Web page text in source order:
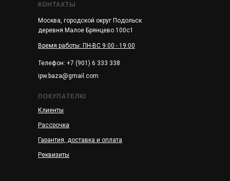
КОНТАКТЫ
Москва, городской округ Подольск
деревня Малое Брянцево 100с1
ipw.baza@gmail.com
Гарантия, доставка и оплата
Рассрочка
Клиенты
Реквизиты
ПОКУПАТЕЛЮ
Телефон: +7 (901) 6 333 338
Время работы: ПН-ВС 9:00 - 19:00